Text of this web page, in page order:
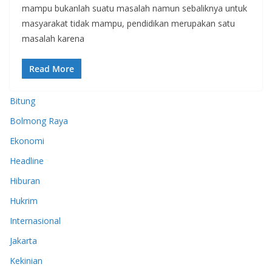
mampu bukanlah suatu masalah namun sebaliknya untuk
masyarakat tidak mampu, pendidikan merupakan satu
masalah karena
Read More
Bitung
Bolmong Raya
Ekonomi
Headline
Hiburan
Hukrim
Internasional
Jakarta
Kekinian